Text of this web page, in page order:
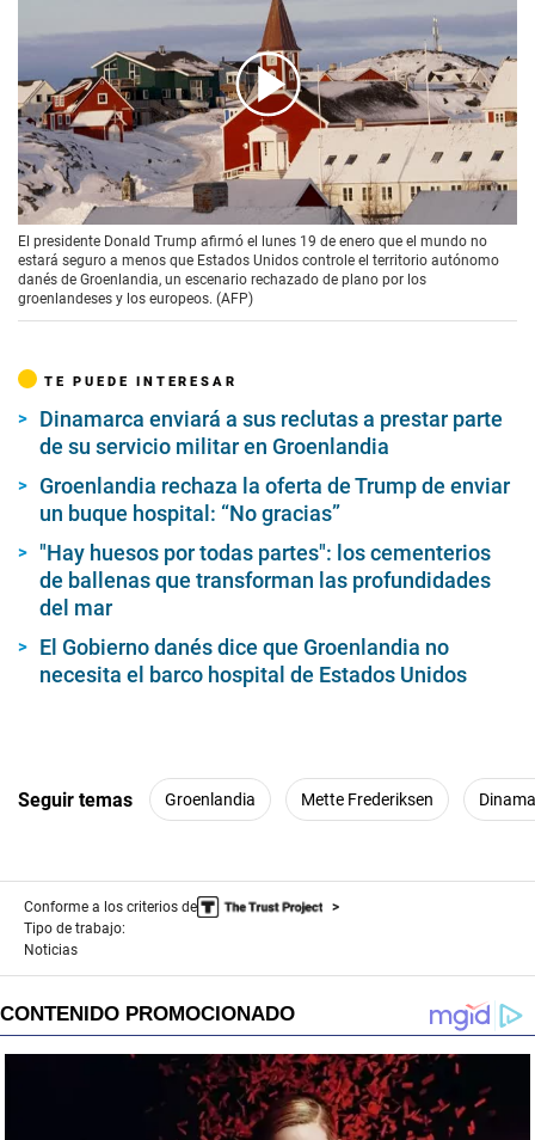
00:00/01:15
El presidente Donald Trump afirmó el lunes 19 de enero que el mundo no
estará seguro a menos que Estados Unidos controle el territorio autónomo
danés de Groenlandia, un escenario rechazado de plano por los
groenlandeses y los europeos. (AFP)
TE PUEDE INTERESAR
Dinamarca enviará a sus reclutas a prestar parte
de su servicio militar en Groenlandia
Groenlandia rechaza la oferta de Trump de enviar
un buque hospital: “No gracias”
"Hay huesos por todas partes": los cementerios
de ballenas que transforman las profundidades
del mar
El Gobierno danés dice que Groenlandia no
necesita el barco hospital de Estados Unidos
Seguir temas Groenlandia Mette Frederiksen
Conforme a los criterios de
Tipo de trabajo:
Noticias